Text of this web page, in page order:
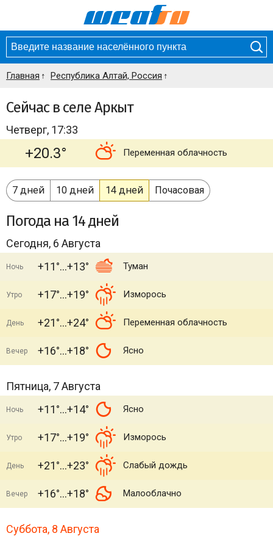
Главная Республика Алтай, Россия
Сейчас в селе Аркыт
Четверг, 17:33
+20.3° Переменная облачность
7 дней 10 дней 14 дней Почасовая
Погода на 14 дней
Сегодня, 6 Августа
Ночь +11° +13° Туман
Утро +17° +19° Изморось
День +21° +24° Переменная облачность
Вечер +16° +18° Ясно
Пятница, 7 Августа
Ночь +11° +14° Ясно
Утро +17° +19° Изморось
День +21° +23° Слабый дождь
Вечер +16° +18° Малооблачно
Суббота, 8 Августа